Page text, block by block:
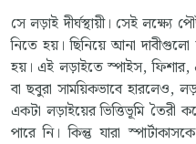
সে লড়াই দীর্ঘস্থায়ী। সেই
নিতে হয়। ছিনিয়ে আনা
হয়।এই লড়াইতে স্পাইস, ফিশার,
বা ছবুরা সাময়িকভাবে হারলেও,
একটা লড়াইয়ের ভিত্তিভূমি তৈরী
পারে নি। কিন্তু যারা